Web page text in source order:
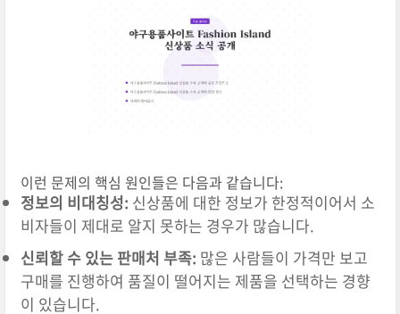
이런 문제의 핵심 원인들은 다음과 같습니다:
정보의 비대칭성: 신상품에 대한 정보가 한정적이어서 소
비자들이 제대로 알지 못하는 경우가 많습니다.
신뢰할 수 있는 판매처 부족: 많은 사람들이 가격만 보고
구매를 진행하여 품질이 떨어지는 제품을 선택하는 경향
이 있습니다.